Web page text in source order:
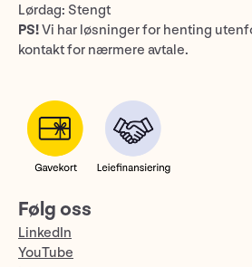
Lørdag: Stengt
PS!Vi har løsninger for henting
kontakt for nærmere avtale.
Følg oss
LinkedIn
YouTube